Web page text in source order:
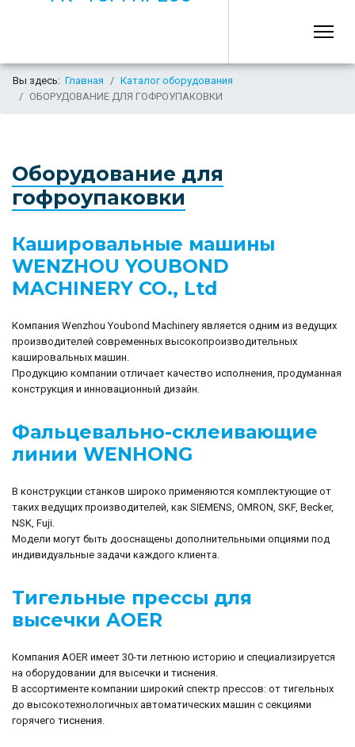
Вы здесь: Главная
Каталог оборудования
ОБОРУДОВАНИЕ ДЛЯ ГОФРОУПАКОВКИ
Оборудование для
гофроупаковки
Кашировальные машины
WENZHOU YOUBOND
MACHINERY CO., Ltd
Компания Wenzhou Youbond Machinery является одним из ведущих
производителей современных высокопроизводительных
кашировальных машин.
Продукцию компании отличает качество исполнения, продуманная
конструкция и инновационный дизайн.
Фальцевально-склеивающие
линии WENHONG
В конструкции станков широко применяются комплектующие от
таких ведущих производителей, как SIEMENS, OMRON, SKF, Becker,
NSK, Fuji.
Модели могут быть дооснащены дополнительными опциями под
индивидуальные задачи каждого клиента.
Тигельные прессы для
высечки AOER
Компания AOER имеет 30-ти летнюю историю и специализируется
на оборудовании для высечки и тиснения.
В ассортименте компании широкий спектр прессов: от тигельных
до высокотехнологичных автоматических машин с секциями
горячего тиснения.